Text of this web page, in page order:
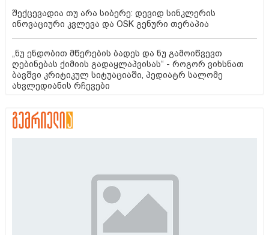
შექცევადია თუ არა სიბერე: დევიდ სინკლერის
ინოვაციური კვლევა და OSK გენური თერაპია
„ნუ ენდობით მწერების ბადეს და ნუ გამოიწვევთ
ღებინებას ქიმიის გადაყლაპვისას“ - როგორ ვიხსნათ
ბავშვი კრიტიკულ სიტუაციაში, პედიატრ სალომე
ახვლედიანის რჩევები